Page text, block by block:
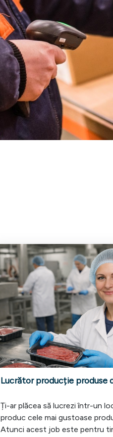
Lucrător producție produse
Ți-ar plăcea să lucrezi într-un
produc cele mai gustoase
Atunci acest job este pentru